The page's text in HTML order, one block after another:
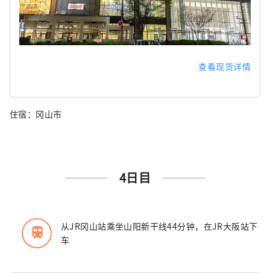
查看现货详情
住宿：冈山市
4日目
train
从JR冈山站乘坐山阳新干线44分钟，在JR大阪站下
车